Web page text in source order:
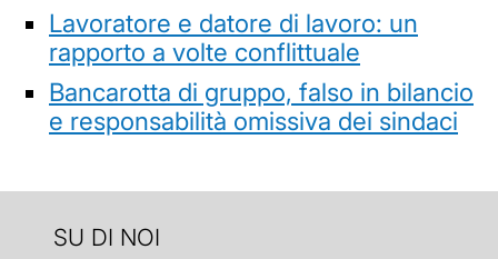
Lavoratore e datore di lavoro: un
rapporto a volte conflittuale
Bancarotta di gruppo, falso in bilancio
e responsabilità omissiva dei sindaci
SU DI NOI